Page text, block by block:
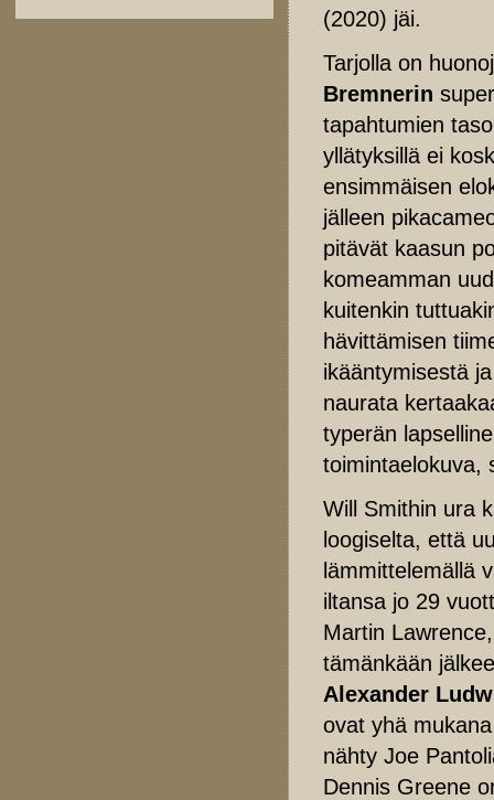
(2020) jäi.
Tarjolla on
Bremnerin
tapahtumien
yllätyksillä ei
ensimmäisen
jälleen
pitävät kaasun
komeamman
kuitenkin
hävittämisen
ikääntymisestä
naurata
typerän
toimintaelokuva,
Will Smithin ura
loogiselta, että
lämmittelemällä
iltansa jo 29
Martin
tämänkään
Alexander
ovat yhä
nähty Joe
Dennis Greene